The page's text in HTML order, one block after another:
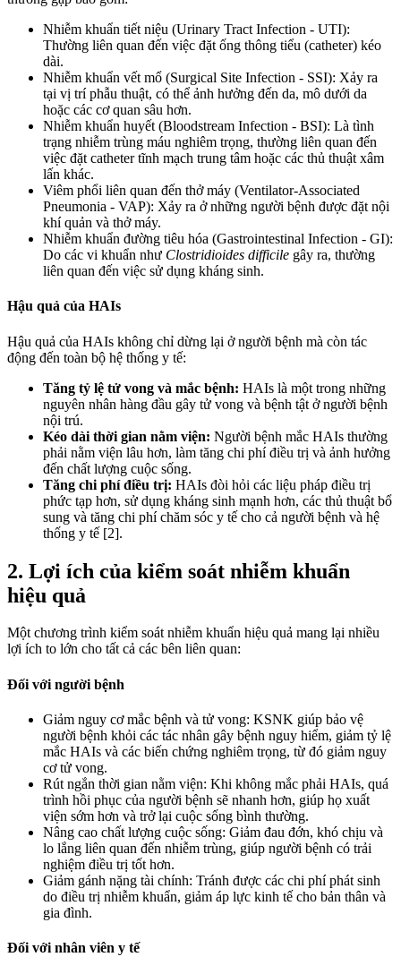
Nhiễm khuẩn tiết niệu (Urinary Tract Infection - UTI):
Thường liên quan đến việc đặt ống thông tiểu (catheter) kéo
dài.
Nhiễm khuẩn vết mổ (Surgical Site Infection - SSI): Xảy ra
tại vị trí phẫu thuật, có thể ảnh hưởng đến da, mô dưới da
hoặc các cơ quan sâu hơn.
Nhiễm khuẩn huyết (Bloodstream Infection - BSI): Là tình
trạng nhiễm trùng máu nghiêm trọng, thường liên quan đến
việc đặt catheter tĩnh mạch trung tâm hoặc các thủ thuật xâm
lấn khác.
Viêm phổi liên quan đến thở máy (Ventilator-Associated
Pneumonia - VAP): Xảy ra ở những người bệnh được đặt nội
khí quản và thở máy.
Nhiễm khuẩn đường tiêu hóa (Gastrointestinal Infection - GI):
Do các vi khuẩn như Clostridioides difficile gây ra, thường
liên quan đến việc sử dụng kháng sinh.
Hậu quả của HAIs
Hậu quả của HAIs không chỉ dừng lại ở người bệnh mà còn tác
động đến toàn bộ hệ thống y tế:
Tăng tỷ lệ tử vong và mắc bệnh: HAIs là một trong những
nguyên nhân hàng đầu gây tử vong và bệnh tật ở người bệnh
nội trú.
Kéo dài thời gian nằm viện: Người bệnh mắc HAIs thường
phải nằm viện lâu hơn, làm tăng chi phí điều trị và ảnh hưởng
đến chất lượng cuộc sống.
Tăng chi phí điều trị: HAIs đòi hỏi các liệu pháp điều trị
phức tạp hơn, sử dụng kháng sinh mạnh hơn, các thủ thuật bổ
sung và tăng chi phí chăm sóc y tế cho cả người bệnh và hệ
thống y tế [2].
2. Lợi ích của kiểm soát nhiễm khuẩn
hiệu quả
Một chương trình kiểm soát nhiễm khuẩn hiệu quả mang lại nhiều
lợi ích to lớn cho tất cả các bên liên quan:
Đối với người bệnh
Giảm nguy cơ mắc bệnh và tử vong: KSNK giúp bảo vệ
người bệnh khỏi các tác nhân gây bệnh nguy hiểm, giảm tỷ lệ
mắc HAIs và các biến chứng nghiêm trọng, từ đó giảm nguy
cơ tử vong.
Rút ngắn thời gian nằm viện: Khi không mắc phải HAIs, quá
trình hồi phục của người bệnh sẽ nhanh hơn, giúp họ xuất
viện sớm hơn và trở lại cuộc sống bình thường.
Nâng cao chất lượng cuộc sống: Giảm đau đớn, khó chịu và
lo lắng liên quan đến nhiễm trùng, giúp người bệnh có trải
nghiệm điều trị tốt hơn.
Giảm gánh nặng tài chính: Tránh được các chi phí phát sinh
do điều trị nhiễm khuẩn, giảm áp lực kinh tế cho bản thân và
gia đình.
Đối với nhân viên y tế